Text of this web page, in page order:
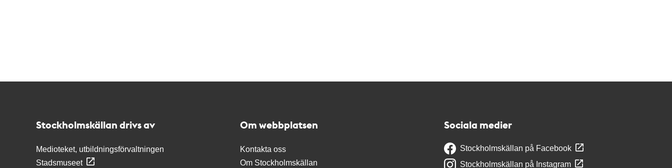
Stockholmskällan drivs av
Medioteket, utbildningsförvaltningen
Stadsmuseet
Om webbplatsen
Kontakta oss
Om Stockholmskällan
Sociala medier
Stockholmskällan på Facebook
Stockholmskällan på Instagram